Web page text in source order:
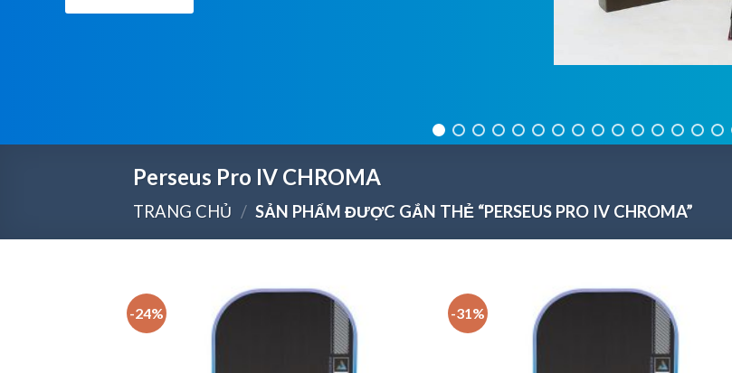
Perseus Pro IV CHROMA
TRANG CHỦ / SẢN PHẨM ĐƯỢC GẮN THẺ “PERSEUS PRO IV CHROMA”
-24% -31%